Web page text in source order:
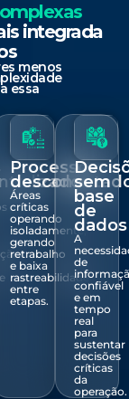
integrada
menos
essa
Processos
Áreas
críticas
operando
isoladamente,
gerando
retrabalho
e baixa
rastreabilidade
entre
etapas.
sem
base
de
dados
A
de
confiável
e em
tempo
real
para
sustentar
decisões
críticas
da
operação.